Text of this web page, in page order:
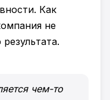
Как
не
чем-то